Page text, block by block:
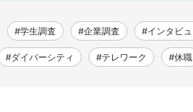
#学生調査 #企業調査 #インタビ
#ダイバーシティ #テレワーク #休職